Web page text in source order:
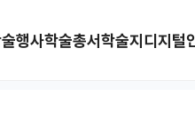
행사학술총서학술지디지털